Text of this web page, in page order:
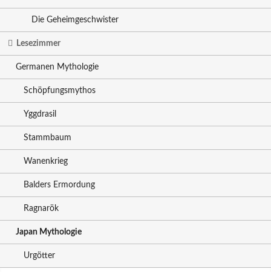
Die Geheimgeschwister
Lesezimmer
Germanen Mythologie
Schöpfungsmythos
Yggdrasil
Stammbaum
Wanenkrieg
Balders Ermordung
Ragnarök
Japan Mythologie
Urgötter